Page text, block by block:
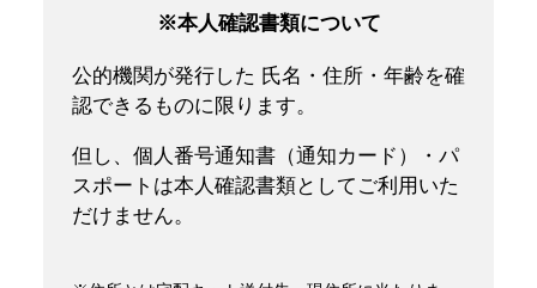
※本人確認書類について
公的機関が発行した 氏名・住所・年齢を確
認できるものに限ります。
但し、個人番号通知書（通知カード）・パ
スポートは本人確認書類としてご利用いた
だけません。